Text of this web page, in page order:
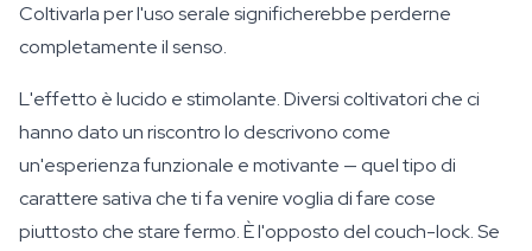
Coltivarla per l'uso serale significherebbe perderne
completamente il senso.
L'effetto è lucido e stimolante. Diversi coltivatori che ci
hanno dato un riscontro lo descrivono come
un'esperienza funzionale e motivante — quel tipo di
carattere sativa che ti fa venire voglia di fare cose
piuttosto che stare fermo. È l'opposto del couch-lock. Se